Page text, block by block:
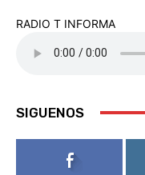
RADIO T INFORMA
SIGUENOS